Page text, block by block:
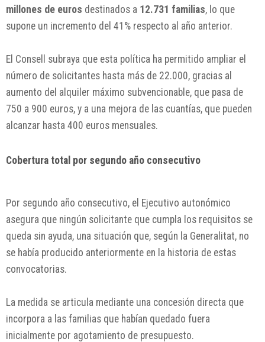
millones de euros destinados a 12.731 familias, lo que
supone un incremento del 41% respecto al año anterior.
El Consell subraya que esta política ha permitido ampliar el
número de solicitantes hasta más de 22.000, gracias al
aumento del alquiler máximo subvencionable, que pasa de
750 a 900 euros, y a una mejora de las cuantías, que pueden
alcanzar hasta 400 euros mensuales.
Cobertura total por segundo año consecutivo
Por segundo año consecutivo, el Ejecutivo autonómico
asegura que ningún solicitante que cumpla los requisitos se
queda sin ayuda, una situación que, según la Generalitat, no
se había producido anteriormente en la historia de estas
convocatorias.
La medida se articula mediante una concesión directa que
incorpora a las familias que habían quedado fuera
inicialmente por agotamiento de presupuesto.